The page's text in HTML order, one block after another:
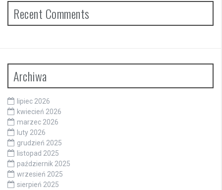
Recent Comments
Archiwa
lipiec 2026
kwiecień 2026
marzec 2026
luty 2026
grudzień 2025
listopad 2025
październik 2025
wrzesień 2025
sierpień 2025